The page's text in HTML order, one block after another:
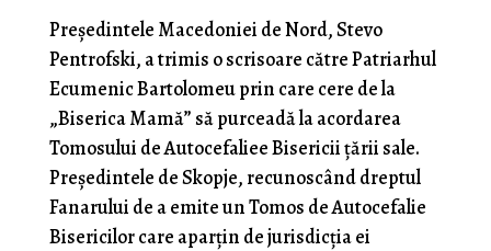
Președintele Macedoniei de Nord, Stevo
Pentrofski, a trimis o scrisoare către Patriarhul
Ecumenic Bartolomeu prin care cere de la
„Biserica Mamă” să purceadă la acordarea
Tomosului de Autocefaliee Bisericii țării sale.
Președintele de Skopje, recunoscând dreptul
Fanarului de a emite un Tomos de Autocefalie
Bisericilor care aparțin de jurisdicția ei